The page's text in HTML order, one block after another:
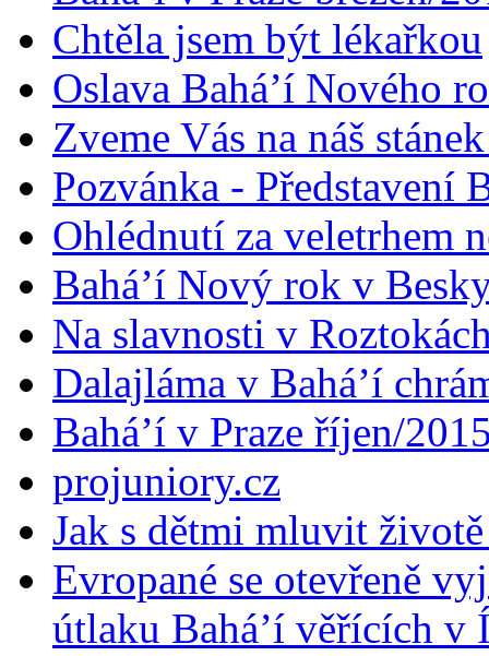
Chtěla jsem být lékařkou
Oslava Bahá’í Nového
Zveme Vás na náš
Pozvánka - Představení
Ohlédnutí za veletrhem
Bahá’í Nový rok v
Na slavnosti v
Dalajláma v Bahá’í
Bahá’í v Praze říjen/
projuniory.cz
Jak s dětmi mluvit
Evropané se otevřeně
útlaku Bahá’í věřících v